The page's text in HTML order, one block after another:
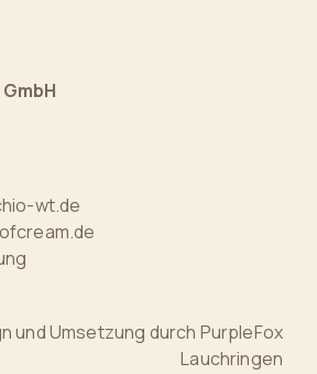
wt.de
und Umsetzung durch PurpleFox
Lauchringen